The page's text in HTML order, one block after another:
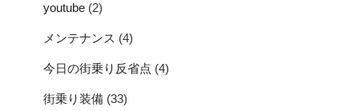
youtube (2)
メンテナンス (4)
今日の街乗り反省点 (4)
街乗り装備 (33)